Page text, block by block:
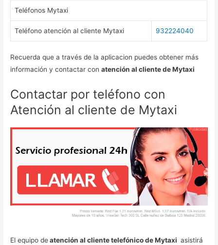
Teléfonos Mytaxi
Teléfono atención al cliente Mytaxi 932224040
Recuerda que a través de la aplicacion puedes obtener más
información y contactar conatención al cliente de Mytaxi
Contactar por teléfono con
Atención al cliente de Mytaxi
El equipo deatención al cliente telefónico de Mytaxi asistirá